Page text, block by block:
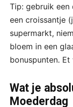
Tip: gebruik een
een croissantje
supermarkt,
bloem in een
bonuspunten.
Wat je
Moederdag